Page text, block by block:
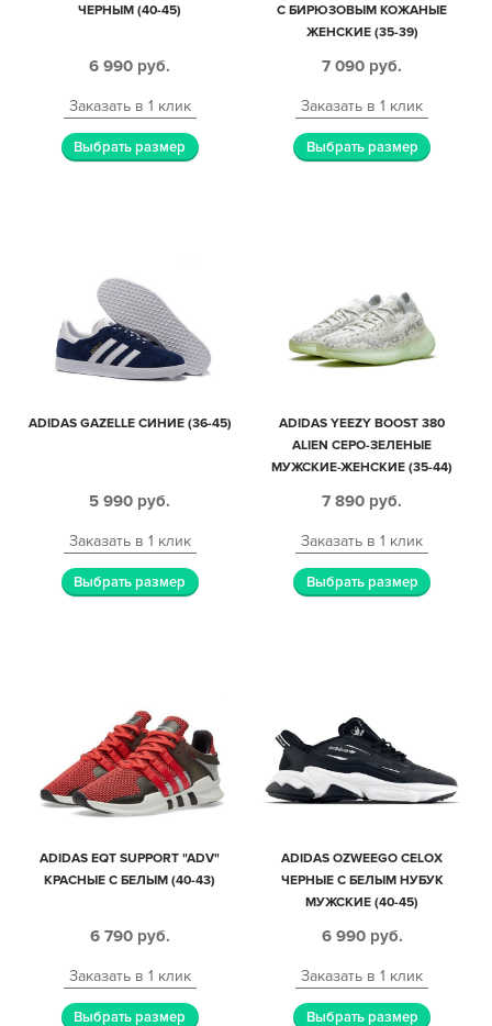
ЧЕРНЫМ (40-45)
6 990 руб.
Заказать в 1 клик
Выбрать размер
С БИРЮЗОВЫМ КОЖАНЫЕ
ЖЕНСКИЕ (35-39)
7 090 руб.
Заказать в 1 клик
Выбрать размер
ADIDAS GAZELLE СИНИЕ (36-45)
5 990 руб.
Заказать в 1 клик
Выбрать размер
ADIDAS YEEZY BOOST 380
ALIEN СЕРО-ЗЕЛЕНЫЕ
МУЖСКИЕ-ЖЕНСКИЕ (35-44)
7 890 руб.
Заказать в 1 клик
Выбрать размер
ADIDAS EQT SUPPORT "ADV"
КРАСНЫЕ С БЕЛЫМ (40-43)
6 790 руб.
Заказать в 1 клик
Выбрать размер
ADIDAS OZWEEGO CELOX
ЧЕРНЫЕ С БЕЛЫМ НУБУК
МУЖСКИЕ (40-45)
6 990 руб.
Заказать в 1 клик
Выбрать размер